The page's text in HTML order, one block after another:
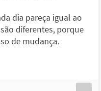
dia pareça igual ao
diferentes, porque
de mudança.